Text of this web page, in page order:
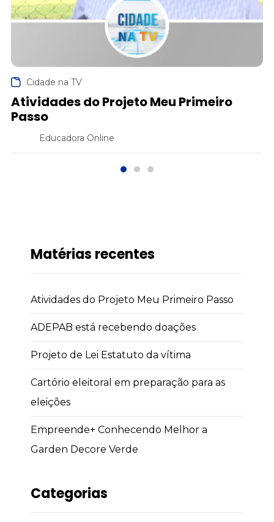
Matérias recentes
Atividades do Projeto Meu Primeiro Passo
ADEPAB está recebendo doações
Projeto de Lei Estatuto da vítima
Cartório eleitoral em preparação para as
eleições
Empreende+ Conhecendo Melhor a
Garden Decore Verde
Categorias
Cidade na TV
Atividades do Projeto Meu Primeiro
Passo
Educadora Online